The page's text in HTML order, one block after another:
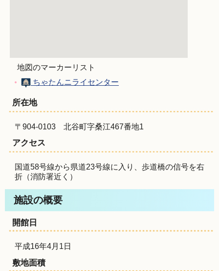
地図のマーカーリスト
ちゃたんニライセンター
所在地
〒904-0103 北谷町字桑江467番地1
アクセス
国道58号線から県道23号線に入り、歩道橋の信号を右
折（消防署近く）
施設の概要
開館日
平成16年4月1日
敷地面積